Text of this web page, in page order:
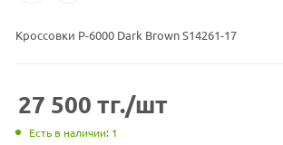
Кроссовки P-6000 Dark Brown S14261-17
27 500 тг./шт
Есть в наличии: 1